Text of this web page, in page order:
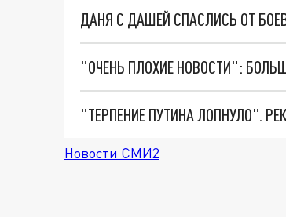
ДАНЯ С ДАШЕЙ СПАСЛИСЬ ОТ
Новости СМИ2